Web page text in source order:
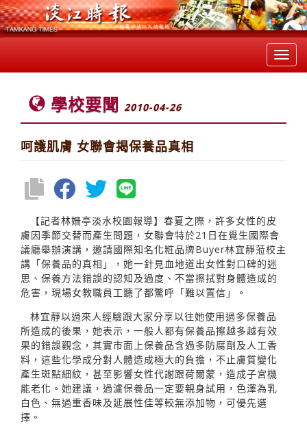
學校要聞 2010-04-26
呵護肌膚 女聯會揭保養品真相
【記者林姍亭淡水校園報導】春夏之際，許多女性的皮
膚因季節交替而產生問題，女聯會特於21日在覺生國際會
議廳舉辦演講，邀請國際知名化粧品牌Buyer林宜靜蒞校主
講「保養品的真相」，她一針見血地道出女性對口碑的迷
思、保養方法錯誤的認知及過度、不當擦拭對身體造成的
危害，現場女教職員工聽了都驚呼「難以置信」。
林宜靜以過來人經驗跟大家分享以往她使用過多保養品
所造成的後果，她表示，一般人都有保養品擦越多越有效
果的錯誤觀念，其實市面上保養品含過多防腐劑及人工香
料，這些化學成分對人體造成極大的負擔，不止膚質變化
產生斑點細紋，甚至影響女性代謝跟荷爾蒙，造成子宮機
能老化。她建議，過濾保養品一定要親身試用，色澤為乳
白色、無過重香味及延展性佳等較無添加物，可優先選
擇。